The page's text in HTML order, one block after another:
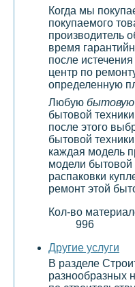
Когда мы
покупаемого
производитель
время
после
центр по
определенную
Любую бытовую
бытовой
после этого
бытовой
каждая модель
модели бытовой
распаковки
ремонт этой
Кол-во
996
Другие услуги
В разделе
разнообразных